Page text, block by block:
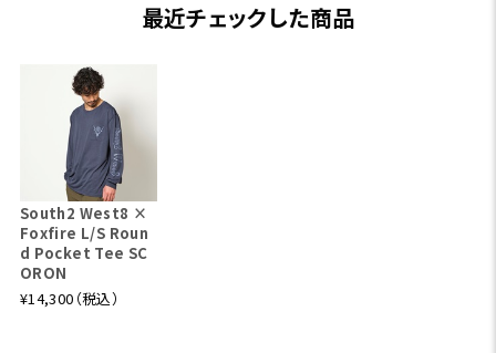
最近チェックした商品
South2 West8 ×
Foxfire L/S Roun
d Pocket Tee SC
ORON
¥14,300（税込）